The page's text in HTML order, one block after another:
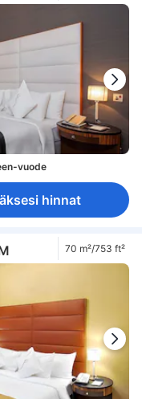
vuode
hinnat
70 m²/753 ft²